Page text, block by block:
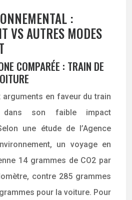
:
VS AUTRES MODES
COMPARÉE : TRAIN DE
arguments en faveur du train
son faible impact
une étude de l’Agence
un voyage en
14 grammes de CO2 par
contre 285 grammes
pour la voiture. Pour